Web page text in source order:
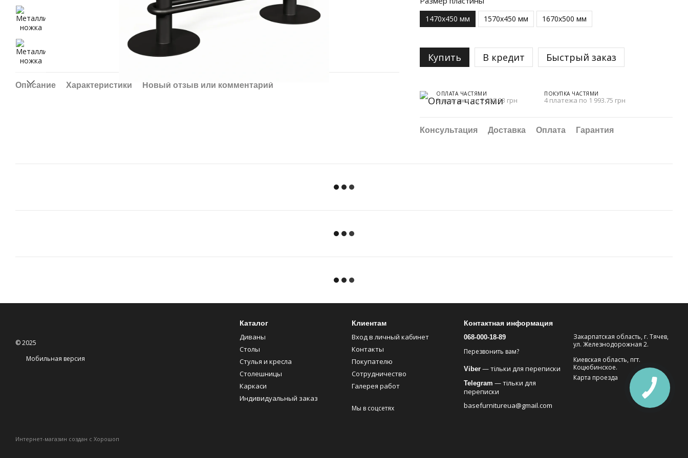
Описание Характеристики Новый отзыв или комментарий
1470х450 мм 1570х450 мм 1670х500 мм
Купить В кредит Быстрый заказ
ОПЛАТА ЧАСТЯМИ
3 платежа по 2 658.33 грн
ПОКУПКА ЧАСТЯМИ
4 платежа по 1 993.75 грн
Консультация Доставка Оплата Гарантия
© 2025
Мобильная версия
Интернет-магазин создан с Хорошоп
Каталог
Диваны
Столы
Стулья и кресла
Столешницы
Каркаси
Индивидуальный заказ
Клиентам
Вход в личный кабинет
Контакты
Покупателю
Сотрудничество
Галерея работ
Мы в соцсетях
Контактная информация
068-000-18-89
Перезвонить вам?
Viber — тільки для переписки
Telegram — тільки для
переписки
basefurnitureua@gmail.com
Закарпатская область, г. Тячев,
ул. Железнодорожная 2.
Киевская область, пгт.
Коцюбинское.
Карта проезда